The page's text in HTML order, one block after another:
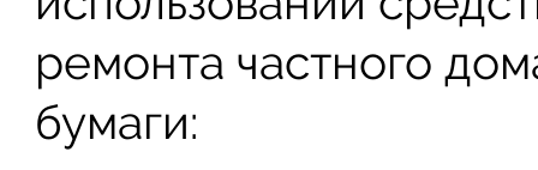
ремонта частного
бумаги: